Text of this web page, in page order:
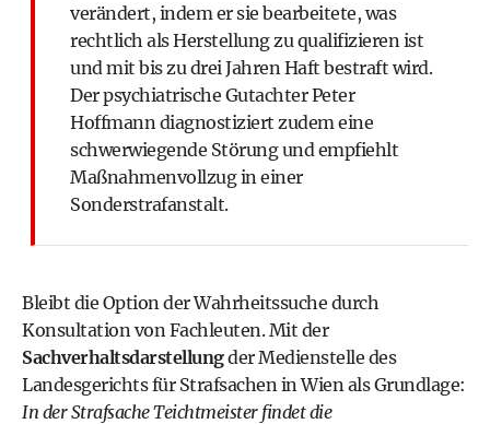
verändert, indem er sie bearbeitete, was
rechtlich als Herstellung zu qualifizieren ist
und mit bis zu drei Jahren Haft bestraft wird.
Der psychiatrische Gutachter Peter
Hoffmann diagnostiziert zudem eine
schwerwiegende Störung und empfiehlt
Maßnahmenvollzug in einer
Sonderstrafanstalt.
Bleibt die Option der Wahrheitssuche durch
Konsultation von Fachleuten. Mit der
Sachverhaltsdarstellungder Medienstelle des
Landesgerichts für Strafsachen in Wien als Grundlage:
In der Strafsache Teichtmeister findet die